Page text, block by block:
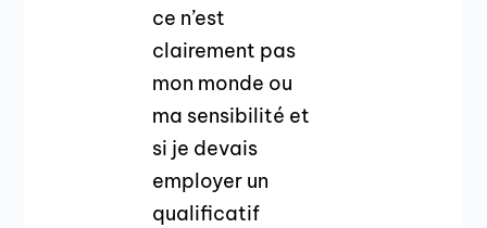
ce n’est
clairement pas
mon monde ou
ma sensibilité et
si je devais
employer un
qualificatif